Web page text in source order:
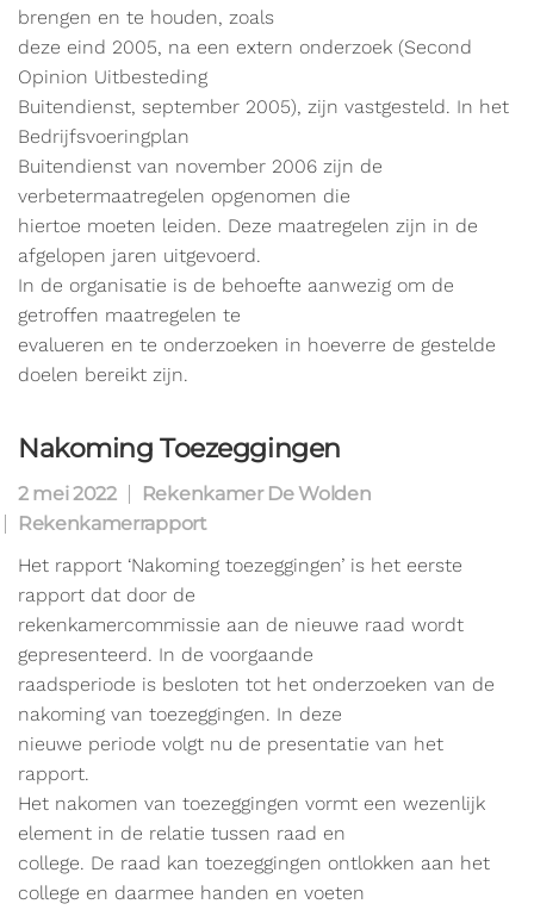
brengen en te houden, zoals
deze eind 2005, na een extern onderzoek (Second
Opinion Uitbesteding
Buitendienst, september 2005), zijn vastgesteld. In het
Bedrijfsvoeringplan
Buitendienst van november 2006 zijn de
verbetermaatregelen opgenomen die
hiertoe moeten leiden. Deze maatregelen zijn in de
afgelopen jaren uitgevoerd.
In de organisatie is de behoefte aanwezig om de
getroffen maatregelen te
evalueren en te onderzoeken in hoeverre de gestelde
doelen bereikt zijn.
Nakoming Toezeggingen
2 mei 2022
Rekenkamer De Wolden
Rekenkamerrapport
Het rapport ‘Nakoming toezeggingen’ is het eerste
rapport dat door de
rekenkamercommissie aan de nieuwe raad wordt
gepresenteerd. In de voorgaande
raadsperiode is besloten tot het onderzoeken van de
nakoming van toezeggingen. In deze
nieuwe periode volgt nu de presentatie van het
rapport.
Het nakomen van toezeggingen vormt een wezenlijk
element in de relatie tussen raad en
college. De raad kan toezeggingen ontlokken aan het
college en daarmee handen en voeten